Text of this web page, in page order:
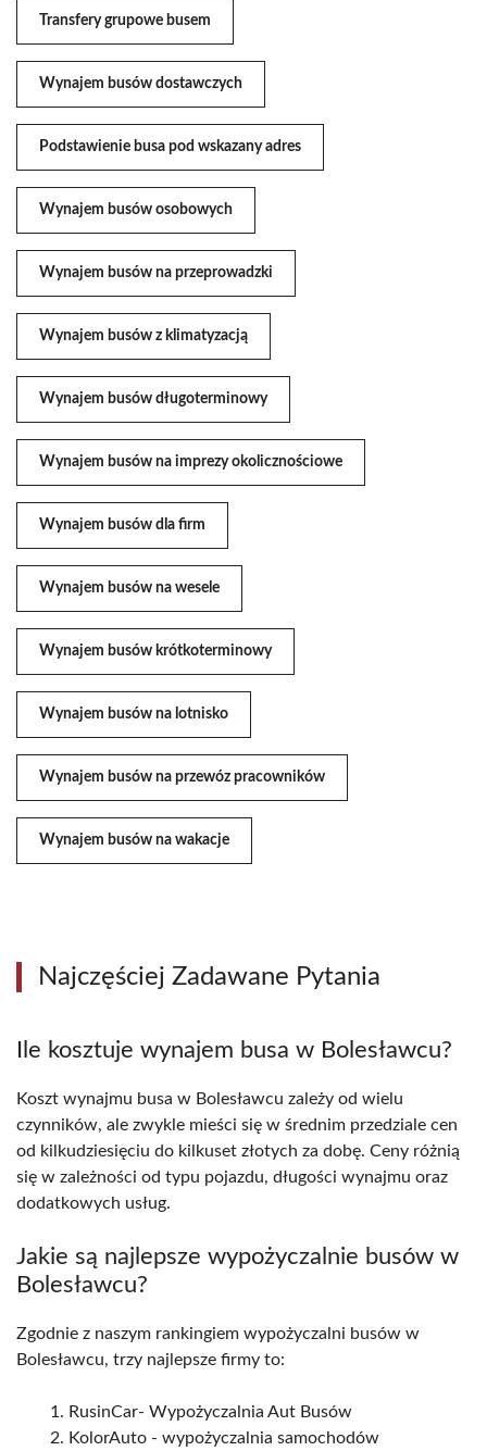
Transfery grupowe busem
Wynajem busów dostawczych
Podstawienie busa pod wskazany adres
Wynajem busów osobowych
Wynajem busów na przeprowadzki
Wynajem busów z klimatyzacją
Wynajem busów długoterminowy
Wynajem busów na imprezy okolicznościowe
Wynajem busów dla firm
Wynajem busów na wesele
Wynajem busów krótkoterminowy
Wynajem busów na lotnisko
Wynajem busów na przewóz pracowników
Wynajem busów na wakacje
Najczęściej Zadawane Pytania
Ile kosztuje wynajem busa w Bolesławcu?
Koszt wynajmu busa w Bolesławcu zależy od wielu
czynników, ale zwykle mieści się w średnim przedziale cen
od kilkudziesięciu do kilkuset złotych za dobę. Ceny różnią
się w zależności od typu pojazdu, długości wynajmu oraz
dodatkowych usług.
Jakie są najlepsze wypożyczalnie busów w
Bolesławcu?
Zgodnie z naszym rankingiem wypożyczalni busów w
Bolesławcu, trzy najlepsze firmy to:
RusinCar- Wypożyczalnia Aut Busów
KolorAuto - wypożyczalnia samochodów